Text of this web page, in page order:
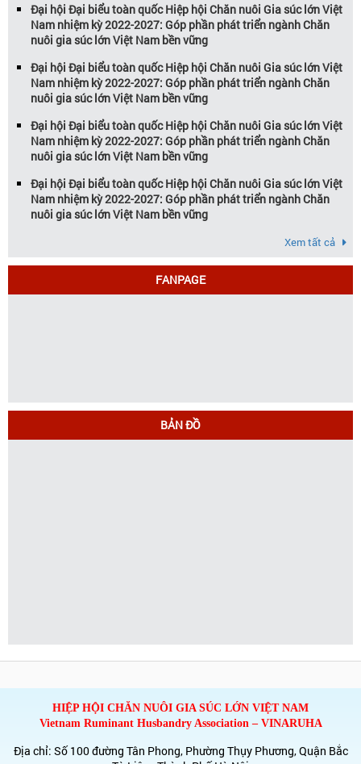
Đại hội Đại biểu toàn quốc Hiệp hội Chăn nuôi Gia súc lớn Việt
Nam nhiệm kỳ 2022-2027: Góp phần phát triển ngành Chăn
nuôi gia súc lớn Việt Nam bền vững
Đại hội Đại biểu toàn quốc Hiệp hội Chăn nuôi Gia súc lớn Việt
Nam nhiệm kỳ 2022-2027: Góp phần phát triển ngành Chăn
nuôi gia súc lớn Việt Nam bền vững
Đại hội Đại biểu toàn quốc Hiệp hội Chăn nuôi Gia súc lớn Việt
Nam nhiệm kỳ 2022-2027: Góp phần phát triển ngành Chăn
nuôi gia súc lớn Việt Nam bền vững
Đại hội Đại biểu toàn quốc Hiệp hội Chăn nuôi Gia súc lớn Việt
Nam nhiệm kỳ 2022-2027: Góp phần phát triển ngành Chăn
nuôi gia súc lớn Việt Nam bền vững
Xem tất cả
FANPAGE
BẢN ĐỒ
HIỆP HỘI CHĂN NUÔI GIA SÚC LỚN VIỆT NAM
Vietnam Ruminant Husbandry Association – VINARUHA
Địa chỉ: Số 100 đường Tân Phong, Phường Thụy Phương, Quận Bắc